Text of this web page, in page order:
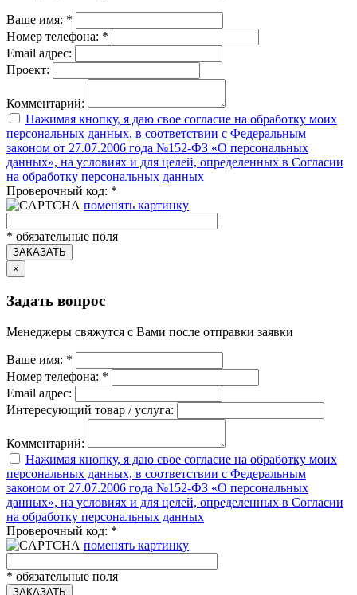
Ваше имя: *
Номер телефона: *
Email адрес:
Проект:
Комментарий:
Нажимая кнопку, я даю свое согласие на обработку моих
персональных данных, в соответствии с Федеральным
законом от 27.07.2006 года №152-ФЗ «О персональных
данных», на условиях и для целей, определенных в Согласии
на обработку персональных данных
Проверочный код: *
поменять картинку
* обязательные поля
ЗАКАЗАТЬ
×
Задать вопрос
Менеджеры свяжутся с Вами после отправки заявки
Ваше имя: *
Номер телефона: *
Email адрес:
Интересующий товар / услуга:
Комментарий:
Нажимая кнопку, я даю свое согласие на обработку моих
персональных данных, в соответствии с Федеральным
законом от 27.07.2006 года №152-ФЗ «О персональных
данных», на условиях и для целей, определенных в Согласии
на обработку персональных данных
Проверочный код: *
поменять картинку
* обязательные поля
ЗАКАЗАТЬ